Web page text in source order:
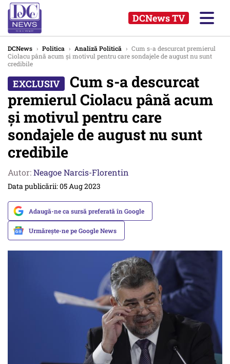
DCNews TV
DCNews › Politica › Analiză Politică › Cum s-a descurcat premierul
Ciolacu până acum și motivul pentru care sondajele de august nu sunt
credibile
Cum s-a descurcat
premierul Ciolacu până acum
și motivul pentru care
sondajele de august nu sunt
credibile
Autor:Neagoe Narcis-Florentin
Data publicării: 05 Aug 2023
Adaugă-ne ca sursă preferată în Google
Urmărește-ne pe Google News